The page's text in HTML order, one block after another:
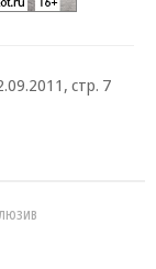
стр. 7